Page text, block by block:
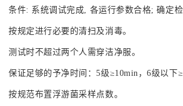
条件: 系统调试完成, 各运行参数合格; 确定
按规定进行必要的清扫及消毒。
测试时不超过两个人需穿洁净服。
保证足够的予净时间：5级≥10min，6级以下
按规范布置浮游菌采样点数。